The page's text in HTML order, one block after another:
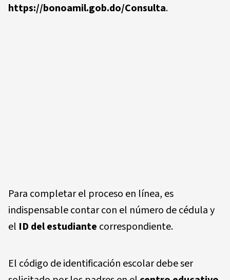
https://bonoamil.gob.do/Consulta.
Para completar el proceso en línea, es
indispensable contar con el número de cédula y
el ID del estudiante correspondiente.
El código de identificación escolar debe ser